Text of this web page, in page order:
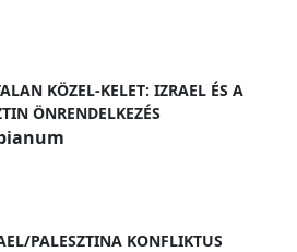
KÖZEL-KELET: IZRAEL ÉS A
ÖNRENDELKEZÉS
PALESZTINA KONFLIKTUS